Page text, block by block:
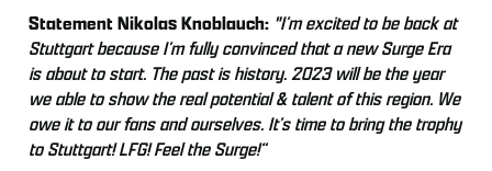
Statement Nikolas Knoblauch: "I’m excited to be back at
Stuttgart because I’m fully convinced that a new Surge Era
is about to start. The past is history. 2023 will be the year
we able to show the real potential & talent of this region. We
owe it to our fans and ourselves. It’s time to bring the trophy
to Stuttgart! LFG! Feel the Surge!“